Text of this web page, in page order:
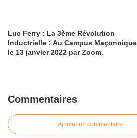
Luc Ferry : La 3ème Révolution
Inductrielle : Au Campus Maçonnique
le 13 janvier 2022 par Zoom.
Commentaires
Ajouter un commentaire